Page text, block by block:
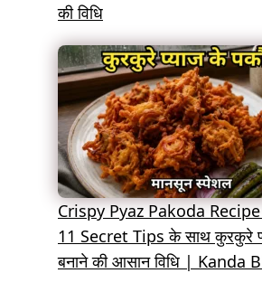
की विधि
Crispy Pyaz Pakoda
11 Secret Tips के साथ कुरकुरे
बनाने की आसान विधि | Kanda